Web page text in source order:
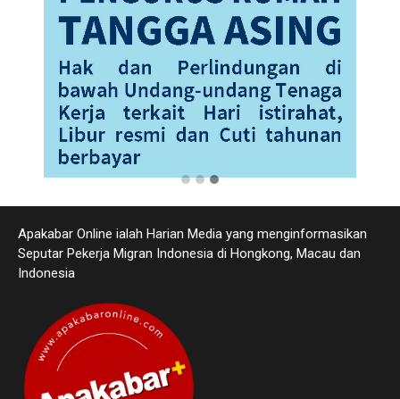
Apakabar Online ialah Harian Media yang menginformasikan
Seputar Pekerja Migran Indonesia di Hongkong, Macau dan
Indonesia